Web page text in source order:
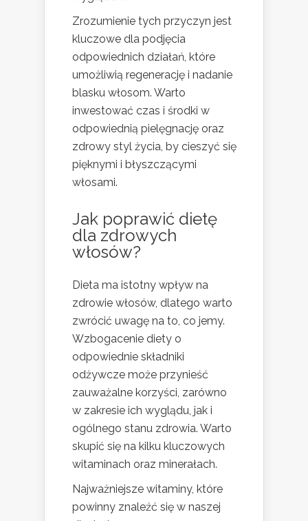
Zrozumienie tych przyczyn jest
kluczowe dla podjęcia
odpowiednich działań, które
umożliwią regenerację i nadanie
blasku włosom. Warto
inwestować czas i środki w
odpowiednią pielęgnację oraz
zdrowy styl życia, by cieszyć się
pięknymi i błyszczącymi
włosami.
Jak poprawić dietę
dla zdrowych
włosów?
Dieta ma istotny wpływ na
zdrowie włosów, dlatego warto
zwrócić uwagę na to, co jemy.
Wzbogacenie diety o
odpowiednie składniki
odżywcze może przynieść
zauważalne korzyści, zarówno
w zakresie ich wyglądu, jak i
ogólnego stanu zdrowia. Warto
skupić się na kilku kluczowych
witaminach oraz minerałach.
Najważniejsze witaminy, które
powinny znaleźć się w naszej